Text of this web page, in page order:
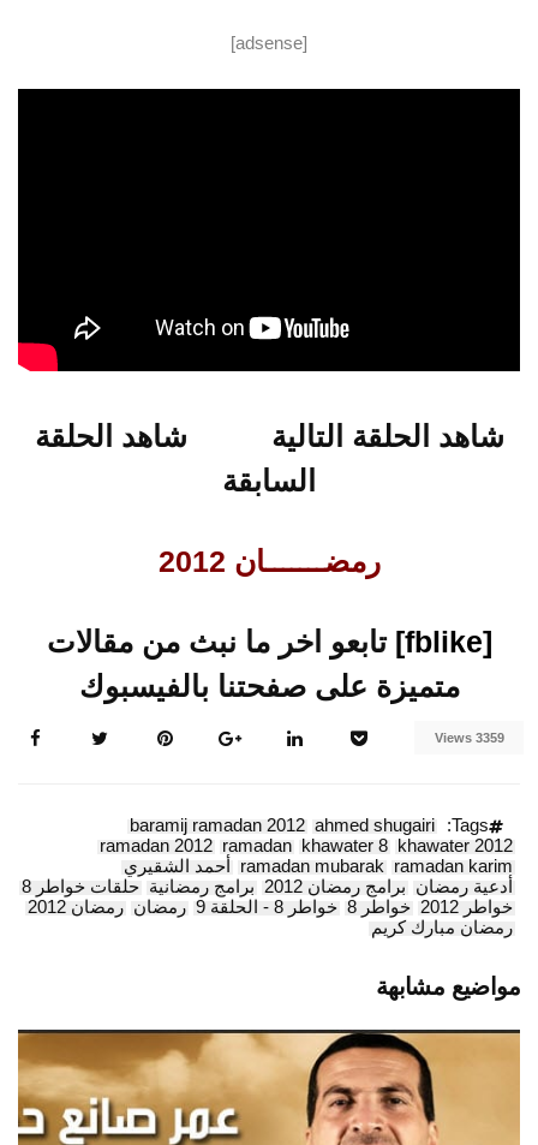
[adsense]
شاهد الحلقة التالية
شاهد الحلقة
السابقة
رمضـــــــان 2012
[fblike]
تابعو اخر ما نبث من مقالات
متميزة على صفحتنا بالفيسبوك
3359 Views
Tags:
ahmed shugairi
baramij ramadan 2012
khawater 2012
khawater 8
ramadan
ramadan 2012
ramadan karim
ramadan mubarak أحمد الشقيري
أدعية رمضان برامج رمضان 2012 برامج رمضانية حلقات خواطر 8
خواطر 2012
خواطر 8 خواطر 8 - الحلقة 9 رمضان رمضان 2012
رمضان مبارك كريم
مواضيع مشابهة